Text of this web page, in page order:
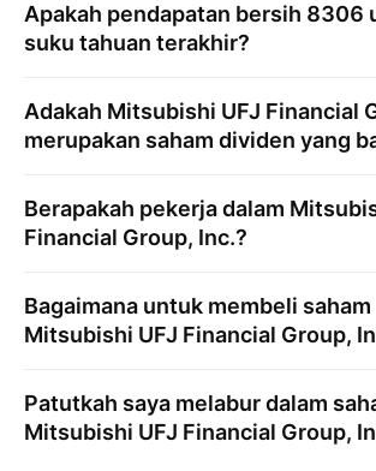
Apakah pendapatan bersih 8306
suku tahuan terakhir?
Adakah Mitsubishi UFJ Financial
merupakan saham dividen yang
Berapakah pekerja dalam
Financial Group, Inc.?
Bagaimana untuk membeli saham
Mitsubishi UFJ Financial Group,
Patutkah saya melabur dalam
Mitsubishi UFJ Financial Group,